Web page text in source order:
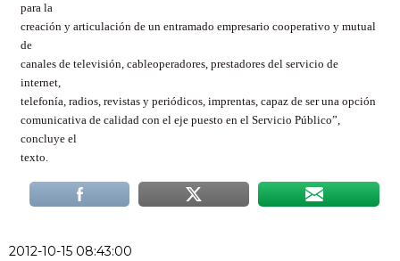
para la
creación y articulación de un entramado empresario cooperativo y mutual
de
canales de televisión, cableoperadores, prestadores del servicio de
internet,
telefonía, radios, revistas y periódicos, imprentas, capaz de ser una opción
comunicativa de calidad con el eje puesto en el Servicio Público”,
concluye el
texto.
2012-10-15 08:43:00